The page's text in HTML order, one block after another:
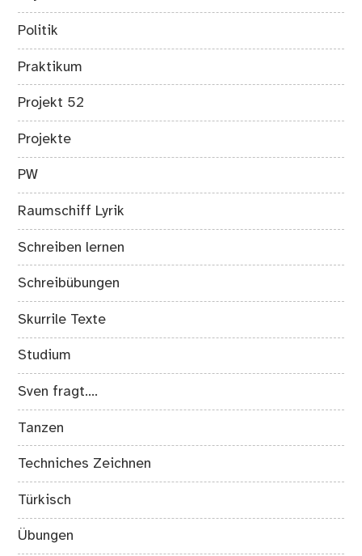
Politik
Praktikum
Projekt 52
Projekte
PW
Raumschiff Lyrik
Schreiben lernen
Schreibübungen
Skurrile Texte
Studium
Sven fragt….
Tanzen
Techniches Zeichnen
Türkisch
Übungen